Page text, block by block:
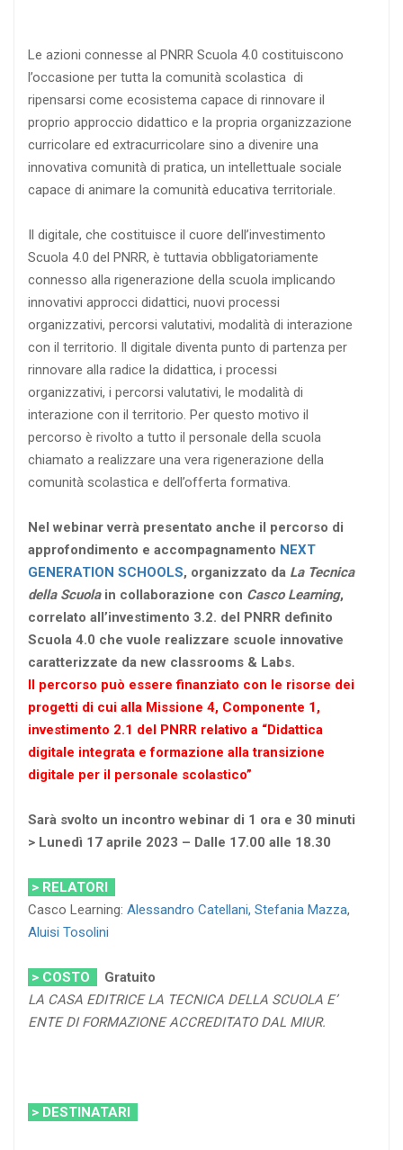
Le azioni connesse al PNRR Scuola 4.0 costituiscono
l’occasione per tutta la comunità scolastica di
ripensarsi come ecosistema capace di rinnovare il
proprio approccio didattico e la propria organizzazione
curricolare ed extracurricolare sino a divenire una
innovativa comunità di pratica, un intellettuale sociale
capace di animare la comunità educativa territoriale.
Il digitale, che costituisce il cuore dell’investimento
Scuola 4.0 del PNRR, è tuttavia obbligatoriamente
connesso alla rigenerazione della scuola implicando
innovativi approcci didattici, nuovi processi
organizzativi, percorsi valutativi, modalità di interazione
con il territorio. Il digitale diventa punto di partenza per
rinnovare alla radice la didattica, i processi
organizzativi, i percorsi valutativi, le modalità di
interazione con il territorio. Per questo motivo il
percorso è rivolto a tutto il personale della scuola
chiamato a realizzare una vera rigenerazione della
comunità scolastica e dell’offerta formativa.
Nel webinar verrà presentato anche il percorso di
approfondimento e accompagnamento NEXT
GENERATION SCHOOLS, organizzato da La Tecnica
della Scuolain collaborazione con Casco Learning,
correlato all’investimento 3.2. del PNRR definito
Scuola 4.0 che vuole realizzare scuole innovative
caratterizzate da new classrooms & Labs.
Il percorso può essere finanziato con le risorse dei
progetti di cui alla Missione 4, Componente 1,
investimento 2.1 del PNRR relativo a “Didattica
digitale integrata e formazione alla transizione
digitale per il personale scolastico”
Sarà svolto un incontro webinar di 1 ora e 30 minuti
> Lunedì 17 aprile 2023 – Dalle 17.00 alle 18.30
> RELATORI
Casco Learning: Alessandro Catellani, Stefania Mazza,
Aluisi Tosolini
> COSTO
Gratuito
LA CASA EDITRICE LA TECNICA DELLA SCUOLA E’
ENTE DI FORMAZIONE ACCREDITATO DAL MIUR.
> DESTINATARI